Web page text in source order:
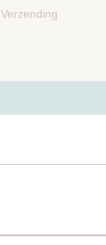
Verzending